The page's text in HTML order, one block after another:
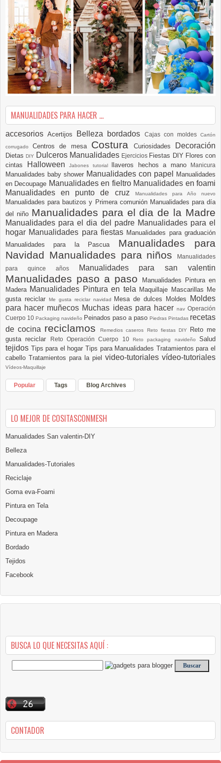
MANUALIDADES PARA HACER ...
accesoriosAcertijos Belleza bordados Cajas con moldesCartón
corrugadoCentros de mesa Costura Curiosidades Decoración
DietasDIY Dulceros Manualidades Ejercicios Fiestas DIY Flores con
cintas
Halloween Jabones tutorial llaveros hechos a mano Manicura
Manualidades baby shower Manualidades con papel
Manualidades
en Decoupage Manualidades en fieltro Manualidades en foami
Manualidades en punto de cruz
Manualidades para Año nuevo
Manualidades para bautizos y Primera comunión Manualidades para día
del niño Manualidades para el dia de la Madre
Manualidades para el dia del padre Manualidades para el
hogar Manualidades para fiestas Manualidades para graduación
Manualidades para la Pascua Manualidades para
Navidad Manualidades para niños
Manualidades
para quince años
Manualidades para san valentin
Manualidades paso a paso
Manualidades Pintura en
Madera Manualidades Pintura en tela Maquillaje Mascarillas Me
gusta reciclar
Me gusta reciclar navidad Mesa de dulces Moldes
Moldes
para hacer muñecos Muchas ideas para hacer nav Operación
Cuerpo 10 Packaging navideño Peinados paso a paso Piedras Pintadas recetas
de cocina reciclamosRemedios caseros Reto fiestas DIY Reto me
gusta reciclar
Reto Operación Cuerpo 10Reto packaging navideñoSalud
tejidos Tips para el hogarTips para Manualidades Tratamientos para el
cabello Tratamientos para la piel video-tutoriales vídeo-tutoriales
Vídeos-Maquillaje
Popular Tags Blog Archives
LO MEJOR DE COSITASCONMESH
Manualidades San valentin-DIY
Belleza
Manualidades-Tutoriales
Reciclaje
Goma eva-Foami
Pintura en Tela
Decoupage
Pintura en Madera
Bordado
Tejidos
Facebook
BUSCA LO QUE NECESITAS AQUÍ :
CONTADOR